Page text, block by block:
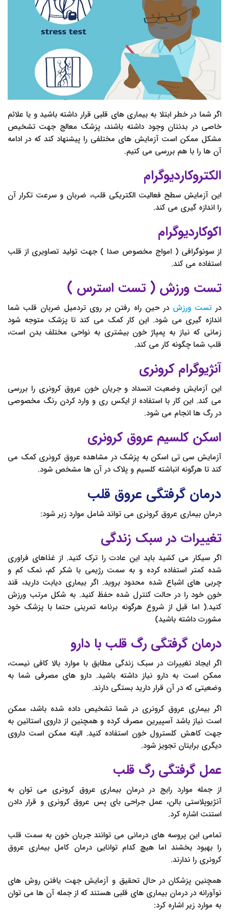
اگر شما در خطر ابتلا به بیماری های قلبی قرار داشته باشید و یا علائم
خاصی در بدنتان وجود داشته باشند، پزشک معالج جهت تشخیص
مشکل ممکن است آزمایش های مختلفی را پیشنهاد کند که در ادامه
آن ها را با هم بررسی می کنیم.
الکتروکاردیوگرام
این آزمایش سطح فعالیت الکتریکی قلب، ضربان و سرعت تکرار آن
را اندازه گیری می کند.
اکوکاردیوگرام
از سونوگرافی ( امواج مخصوص صدا ) جهت تولید تصاویری از قلب
استفاده می کند.
تست ورزش ( تست استرس )
درتست ورزش در حین راه رفتن بر روی تردمیل ضربان قلب شما
اندازه گیری می شود. این کار کمک می کند تا پزشک متوجه شود
زمانی که نیاز به پمپاژ خون بیشتری به نواحی مختلف بدن است،
قلب شما چگونه کار می کند.
آنژیوگرام کرونری
این آزمایش وضعیت انسداد و جریان خون عروق کرونری را بررسی
می کند. این کار با استفاده از ایکس ری و وارد کردن رنگ مخصوصی
در رگ ها انجام می شود.
اسکن کلسیم عروق کرونری
آزمایش سی تی اسکن به پزشک در مشاهده عروق کرونری کمک می
کند تا هرگونه انباشته کلسیم و پلاک در آن ها مشخص شود.
درمان گرفتگی عروق قلب
درمان بیماری عروق کرونری می تواند شامل موارد زیر شود:
تغییرات در سبک زندگی
اگر سیکار می کشید باید این عادت را ترک کنید. از غذاهای فراوری
شده کمتر استفاده کرده و به سمت رژیمی با شکر کم، نمک کم و
چربی های اشباع شده محدود بروید. اگر بیماری دیابت دارید، قند
خون خود را در حالت کنترل شده حفظ کنید. به شکل مرتب ورزش
کنید.( اما قبل از شروع هرگونه برنامه تمرینی حتما با پزشک خود
مشورت داشته باشید)
درمان گرفتگی رگ قلب با دارو
اگر ایجاد تغییرات در سبک زندگی مطابق با موارد بالا کافی نیست،
ممکن است به دارو نیاز داشته باشید. دارو های مصرفی شما به
وضعیتی که در آن قرار دارید بستگی دارند.
اگر بیماری عروق کرونری در شما تشخیص داده شده باشد، ممکن
است نیاز باشد آسپیرین مصرف کرده و همچنین از داروی استاتین به
جهت کاهش کلسترول خون استفاده کنید. البته ممکن است داروی
دیگری برایتان تجویز شود.
عمل گرفتگی رگ قلب
از جمله موارد رایج در درمان بیماری عروق کرونری می توان به
آنژیوپلاستی بالن، عمل جراحی بای پس عروق کرونری و قرار دادن
استنت اشاره کرد.
تمامی این پروسه های درمانی می توانند جریان خون به سمت قلب
را بهبود بخشند اما هیچ کدام توانایی درمان کامل بیماری عروق
کرونری را ندارند.
همچنین پزشکان در حال تحقیق و آزمایش جهت یافتن روش های
نوآورانه در درمان بیماری های قلبی هستند که از جمله آن ها می توان
به موارد زیر اشاره کرد: